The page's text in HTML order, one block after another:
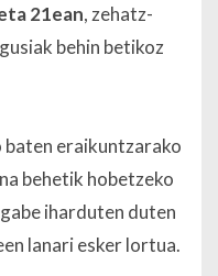
21ean, zehatz-
behin betikoz
eraikuntzarako
behetik hobetzeko
iharduten duten
lanari esker lortua.